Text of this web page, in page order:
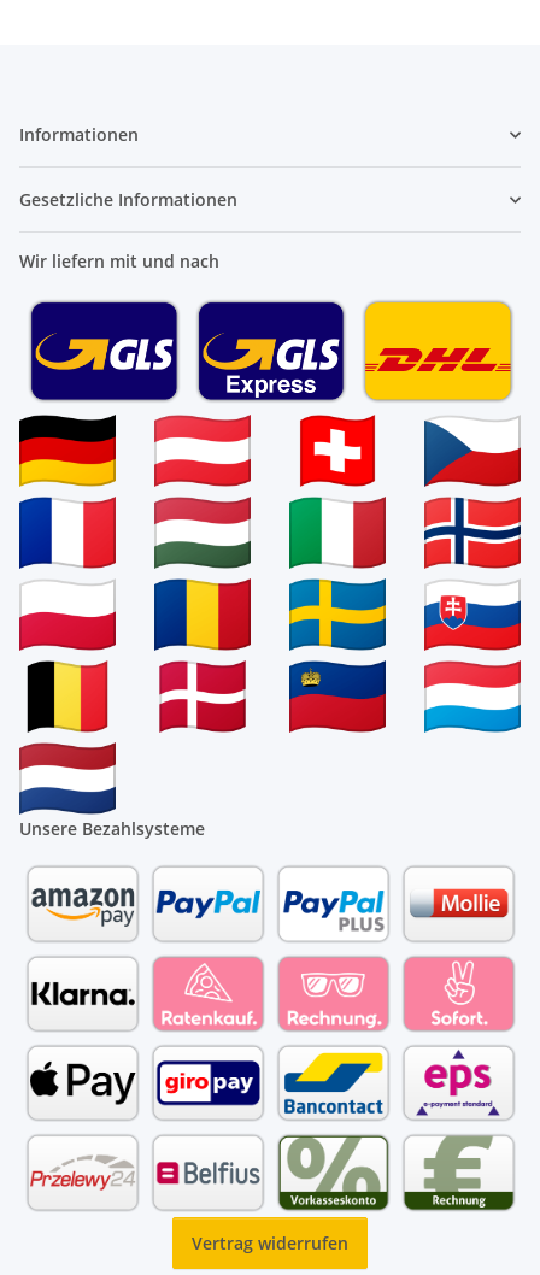
Informationen
Gesetzliche Informationen
Wir liefern mit und nach
Unsere Bezahlsysteme
Vertrag widerrufen